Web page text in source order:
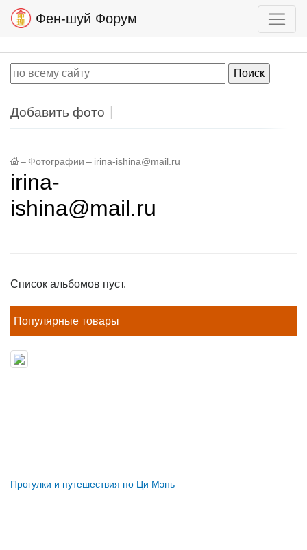
Фен-шуй Форум
Добавить фото
– Фотографии – irina-ishina@mail.ru
irina-
ishina@mail.ru
Список альбомов пуст.
Популярные товары
Прогулки и путешествия по Ци Мэнь